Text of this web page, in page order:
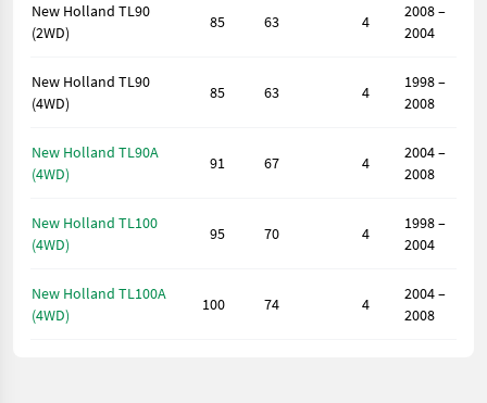
New Holland TL90
(2WD)
85 63 4
2008 –
2004
New Holland TL90
(4WD)
85 63 4
1998 –
2008
New Holland TL90A
(4WD)
91 67 4
2004 –
2008
New Holland TL100
(4WD)
95 70 4
1998 –
2004
New Holland TL100A
(4WD)
100 74 4
2004 –
2008